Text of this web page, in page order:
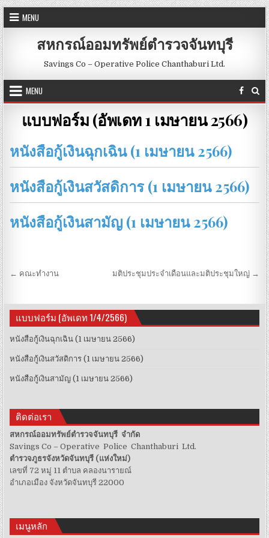
Skip to content
MENU
สหกรณ์ออมทรัพย์ตำรวจจันทบุรี
Savings Co – Operative Police Chanthaburi Ltd.
MENU
แบบฟอร์ม (อัพเดท 1 เมษายน 2566)
หนังสือกู้เงินฉุกเฉิน (1 เมษายน 2566)
หนังสือกู้เงินสวัสดิการ (1 เมษายน 2566)
หนังสือกู้เงินสามัญ (1 เมษายน 2566)
Post navigation
← คณะทำงาน มติประชุมประจำเดือนและมติประชุมใหญ่ →
แบบฟอร์ม (อัพเดท 1/4/2566)
หนังสือกู้เงินฉุกเฉิน (1 เมษายน 2566)
หนังสือกู้เงินสวัสดิการ (1 เมษายน 2566)
หนังสือกู้เงินสามัญ (1 เมษายน 2566)
ติดต่อเรา
สหกรณ์ออมทรัพย์ตำรวจจันทบุรี จำกัด
Savings Co – Operative Police Chanthaburi Ltd.
ตำรวจภูธรจังหวัดจันทบุรี (แห่งใหม่)
เลขที่ 72 หมู่ 11 ตำบล คลองนารายณ์
อำเภอเมือง จังหวัดจันทบุรี 22000
เมนูหลัก